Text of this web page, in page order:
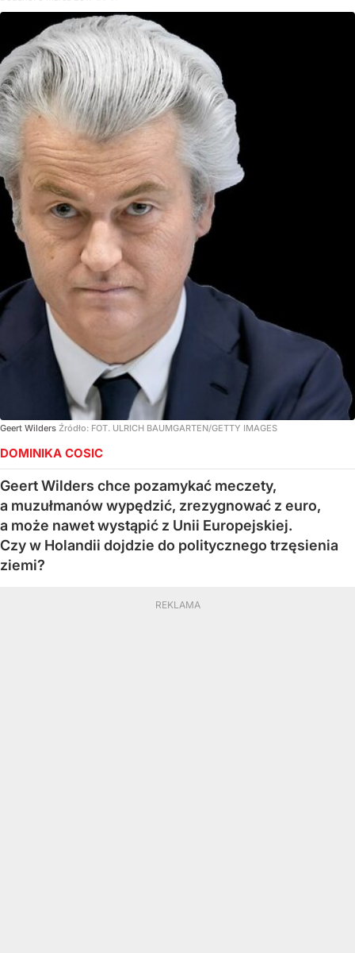
Geert Wilders Źródło: FOT. ULRICH BAUMGARTEN/GETTY IMAGES
DOMINIKA COSIC
Geert Wilders chce pozamykać meczety,
a muzułmanów wypędzić, zrezygnować z euro,
a może nawet wystąpić z Unii Europejskiej.
Czy w Holandii dojdzie do politycznego trzęsienia
ziemi?